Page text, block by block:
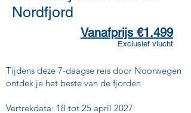
Nordfjord
Vanafprijs €1.499
Exclusief vlucht
Tijdens deze 7-daagse reis door Noorwegen
ontdek je het beste van de fjorden
Vertrekdata: 18 tot 25 april 2027